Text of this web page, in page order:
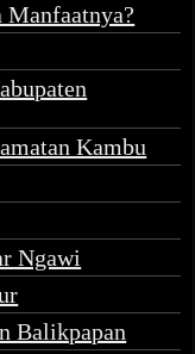
Manfaatnya?
Kambu
Ngawi
Balikpapan